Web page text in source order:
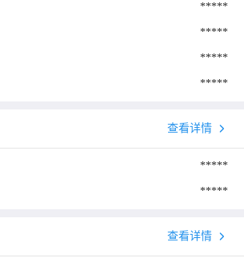
*****
*****
*****
*****
查看详情
*****
*****
查看详情